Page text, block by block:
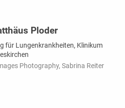
Ploder
für Lungenkrankheiten, Klinikum
Photography, Sabrina Reiter